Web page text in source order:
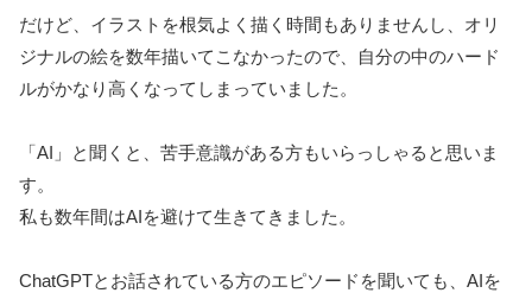
だけど、イラストを根気よく描く時間もありませんし、オリ
ジナルの絵を数年描いてこなかったので、自分の中のハード
ルがかなり高くなってしまっていました。
「AI」と聞くと、苦手意識がある方もいらっしゃると思いま
す。
私も数年間はAIを避けて生きてきました。
ChatGPTとお話されている方のエピソードを聞いても、AIを